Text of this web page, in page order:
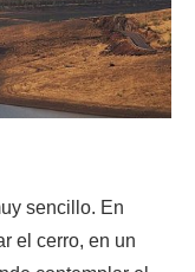
sencillo. En
el cerro, en un